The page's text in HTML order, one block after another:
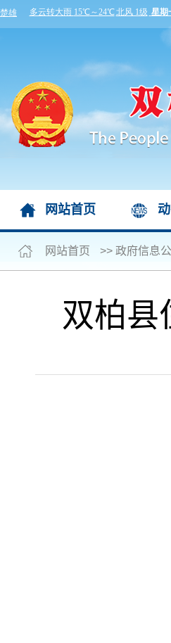
网站首页
网站首页 >> 政府信息
双柏县